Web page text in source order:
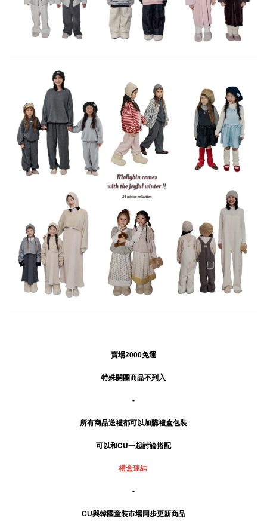
賣場2000免運
特殊開團商品不列入
-
所有商品送禮都可以加購禮盒包裝
可以和CU一起討論搭配
禮盒連結
-
CU與韓國童裝市場同步更新商品